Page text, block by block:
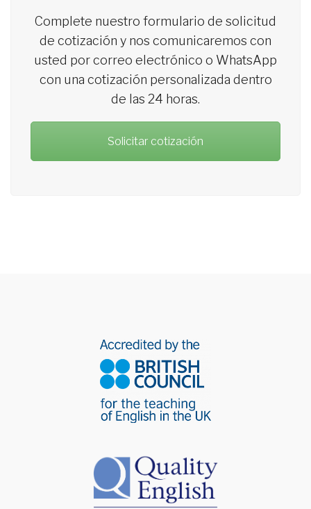
Complete nuestro formulario de solicitud
de cotización y nos comunicaremos con
usted por correo electrónico o WhatsApp
con una cotización personalizada dentro
de las 24 horas.
Solicitar cotización